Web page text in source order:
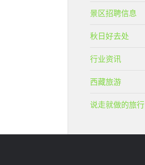
景区招聘信息
秋日好去处
行业资讯
西藏旅游
说走就做的旅行